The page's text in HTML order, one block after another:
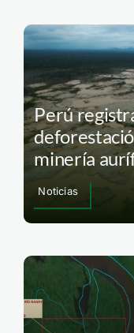
Perú
minería
Noticias